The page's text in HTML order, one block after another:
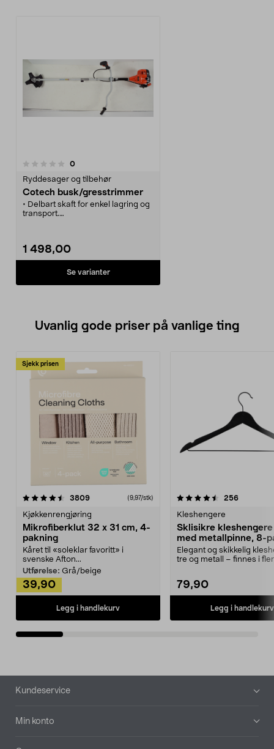
0anmeldelser
Ryddesager og tilbehør
Cotech busk/gresstrimmer
• Delbart skaft for enkel lagring og
transport.
• Trimmerhode med
halvautomatisk trådmating.
1 498,00
Se varianter
Uvanlig gode priser på vanlige ting
Sjekk prisen
3809anmeldelser(9,97/stk)
Kjøkkenrengjøring
Mikrofiberklut 32 x 31 cm, 4-
pakning
Kåret til «soleklar favoritt» i
svenske Afton...
Utførelse: Grå/beige
39,90
Legg i handlekurv
4.5av 5 stjerner 256
Kleshengere
Sklisikre
med metallpinne, 8-
Elegant og skikkelig
tre og metall – finnes i
79,90
Legg i handlekurv
4.5av 5 stjerner
Bunntekst
Kundeservice
Min konto